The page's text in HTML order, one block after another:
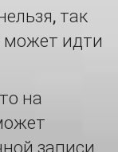
так
может идти
на
записи